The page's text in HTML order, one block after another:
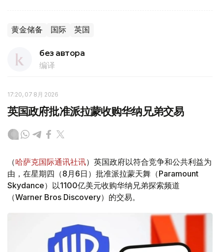
黄金储备 国际 英国
без автора
编译
17:20, 07 8月 2026
英国政府批准派拉蒙收购华纳兄弟交易
（哈萨克国际通讯社讯）英国政府以符合竞争和公共利益为
由，在星期四（8月6日）批准派拉蒙天舞（Paramount
Skydance）以1100亿美元收购华纳兄弟探索频道
（Warner Bros Discovery）的交易。